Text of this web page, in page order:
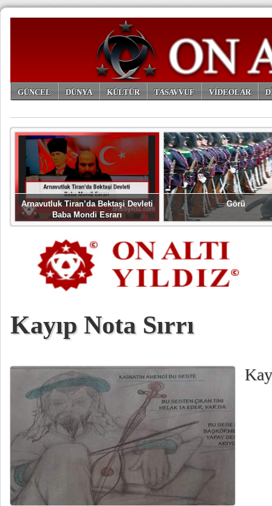
GÜNCEL DÜNYA KÜLTÜR TASAVVUF VİDEOLAR
Arnavutluk Tiran’da Bektaşi Devleti
Baba Mondi Esrarı
Görü
Kayıp Nota Sırrı